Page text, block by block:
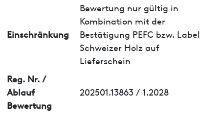
Einschränkung
Bewertung nur gültig in
Kombination mit der
Bestätigung PEFC bzw. Label
Schweizer Holz auf
Lieferschein
Reg. Nr. /
Ablauf
Bewertung
202501.13863 / 1.2028